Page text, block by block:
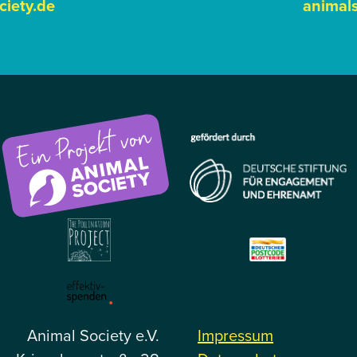
Animal Society e.V.
Impressum